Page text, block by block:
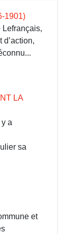
1901)
Lefrançais,
d’action,
LA
a
sa
et